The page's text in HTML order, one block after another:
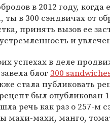
в 2012 году,
в 300 сэндвичах от
принять вызов ее
и
успехах в деле
блог 300
стала публиковать
был опубликован
речь как раз о 257-м
махи-махи, манго,